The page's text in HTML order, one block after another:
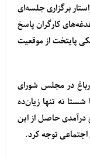
برگزاری جلسه‌ای
کارگران پاسخ
پایتخت از موقعیت
در مجلس شورای
شستا نه تنها زیان‌ده
درآمدی حاصل از این
اجتماعی توجه کرد.